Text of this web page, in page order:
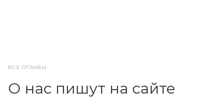
ВСЕ ОТЗЫВЫ
О нас пишут на сайте